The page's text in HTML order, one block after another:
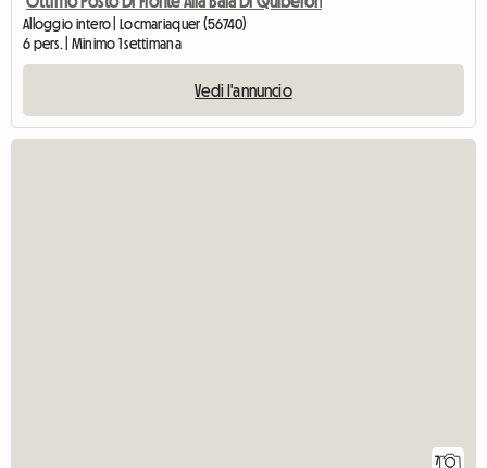
Alloggio intero | Locmariaquer (56740)
6 pers. | Minimo 1 settimana
Vedi l'annuncio
7